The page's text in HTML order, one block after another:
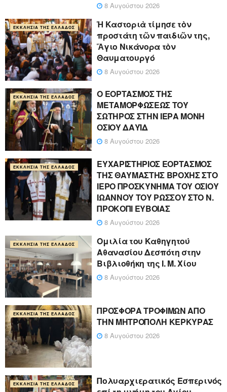
8 Αυγούστου 2026
ΕΚΚΛΗΣΊΑ ΤΗΣ ΕΛΛΆΔΟΣ
Ἡ Καστοριὰ τίμησε τὸν
προστάτη τῶν παιδιῶν της,
Ἅγιο Νικάνορα τὸν
Θαυματουργό
8 Αυγούστου 2026
ΕΚΚΛΗΣΊΑ ΤΗΣ ΕΛΛΆΔΟΣ
Ο ΕΟΡΤΑΣΜΟΣ ΤΗΣ
ΜΕΤΑΜΟΡΦΩΣΕΩΣ ΤΟΥ
ΣΩΤΗΡΟΣ ΣΤΗΝ ΙΕΡΑ ΜΟΝΗ
ΟΣΙΟΥ ΔΑΥΪΔ
8 Αυγούστου 2026
ΕΚΚΛΗΣΊΑ ΤΗΣ ΕΛΛΆΔΟΣ
ΕΥΧΑΡΙΣΤΗΡΙΟΣ ΕΟΡΤΑΣΜΟΣ
ΤΗΣ ΘΑΥΜΑΣΤΗΣ ΒΡΟΧΗΣ ΣΤΟ
ΙΕΡΟ ΠΡΟΣΚΥΝΗΜΑ ΤΟΥ ΟΣΙΟΥ
ΙΩΑΝΝΟΥ ΤΟΥ ΡΩΣΣΟΥ ΣΤΟ Ν.
ΠΡΟΚΟΠΙ ΕΥΒΟΙΑΣ
8 Αυγούστου 2026
ΕΚΚΛΗΣΊΑ ΤΗΣ ΕΛΛΆΔΟΣ
Ομιλία του Καθηγητού
Αθανασίου Δεσπότη στην
Βιβλιοθήκη της Ι. Μ. Χίου
8 Αυγούστου 2026
ΕΚΚΛΗΣΊΑ ΤΗΣ ΕΛΛΆΔΟΣ
ΠΡΟΣΦΟΡΑ ΤΡΟΦΙΜΩΝ ΑΠΟ
ΤΗΝ ΜΗΤΡΟΠΟΛΗ ΚΕΡΚΥΡΑΣ
8 Αυγούστου 2026
ΕΚΚΛΗΣΊΑ ΤΗΣ ΕΛΛΆΔΟΣ
Πολυαρχιερατικός Εσπερινός